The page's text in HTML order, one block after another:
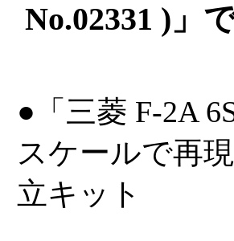
No.02331 )」
●「三菱 F-2A
スケールで再
立キット